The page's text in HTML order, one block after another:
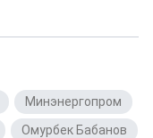
Минэнергопром
Омурбек Бабанов